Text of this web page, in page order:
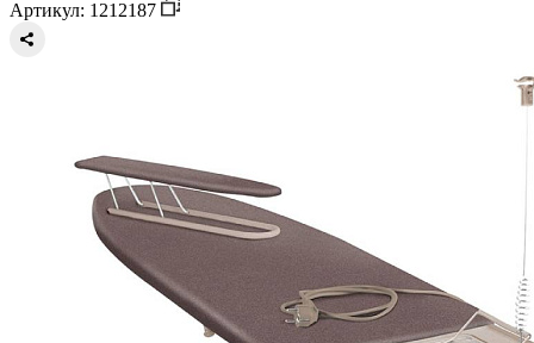
Артикул: 1212187